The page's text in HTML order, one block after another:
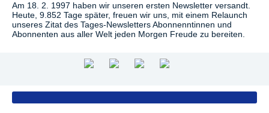
Am 18. 2. 1997 haben wir unseren ersten Newsletter versandt.
Heute, 9.852 Tage später, freuen wir uns, mit einem Relaunch
unseres Zitat des Tages-Newsletters Abonnenntinnen und
Abonnenten aus aller Welt jeden Morgen Freude zu bereiten.